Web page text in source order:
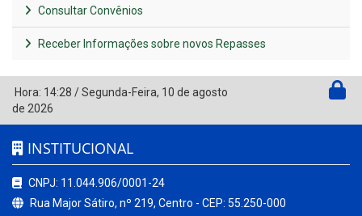
Consultar Convênios
Receber Informações sobre novos Repasses
Hora: 14:28 /Segunda-Feira, 10 de agosto
de 2026
INSTITUCIONAL
CNPJ: 11.044.906/0001-24
Rua Major Sátiro, nº 219, Centro - CEP: 55.250-000